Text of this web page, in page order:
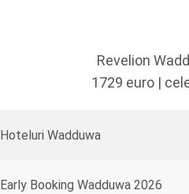
Revelion
1729 euro |
Hoteluri Wadduwa
Early Booking Wadduwa 2026